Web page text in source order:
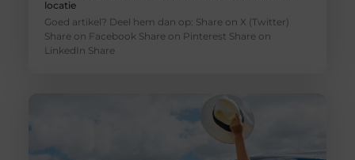
locatie
Goed artikel? Deel hem dan op: Share on X (Twitter)
Share on Facebook Share on Pinterest Share on
LinkedIn Share